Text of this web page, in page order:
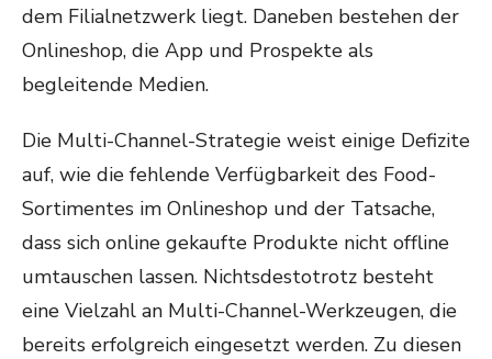
dem Filialnetzwerk liegt. Daneben bestehen der
Onlineshop, die App und Prospekte als
begleitende Medien.
Die Multi-Channel-Strategie weist einige Defizite
auf, wie die fehlende Verfügbarkeit des Food-
Sortimentes im Onlineshop und der Tatsache,
dass sich online gekaufte Produkte nicht offline
umtauschen lassen. Nichtsdestotrotz besteht
eine Vielzahl an Multi-Channel-Werkzeugen, die
bereits erfolgreich eingesetzt werden. Zu diesen